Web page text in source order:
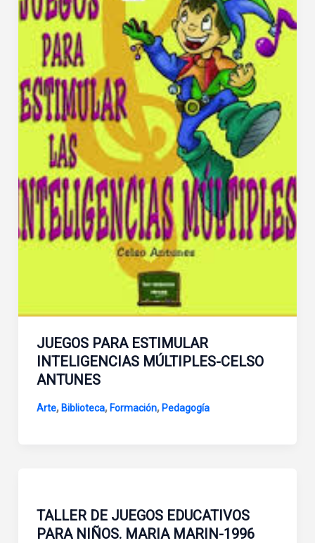
JUEGOS PARA ESTIMULAR
INTELIGENCIAS MÚLTIPLES-CELSO
ANTUNES
Arte, Biblioteca, Formación, Pedagogía
TALLER DE JUEGOS EDUCATIVOS
PARA NIÑOS. MARIA MARIN-1996